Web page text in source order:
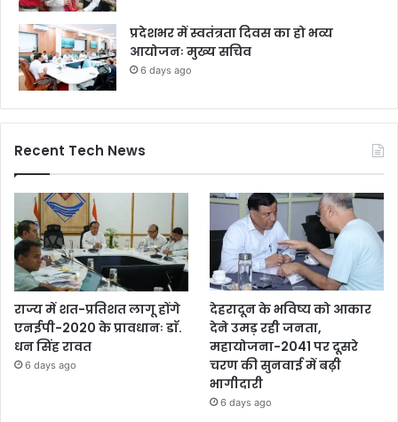
प्रदेशभर में स्वतंत्रता दिवस का हो भव्य
आयोजनः मुख्य सचिव
6 days ago
Recent Tech News
राज्य में शत-प्रतिशत लागू होंगे
एनईपी-2020 के प्रावधानः डाॅ.
धन सिंह रावत
6 days ago
देहरादून के भविष्य को आकार
देने उमड़ रही जनता,
महायोजना-2041 पर दूसरे
चरण की सुनवाई में बढ़ी
भागीदारी
6 days ago